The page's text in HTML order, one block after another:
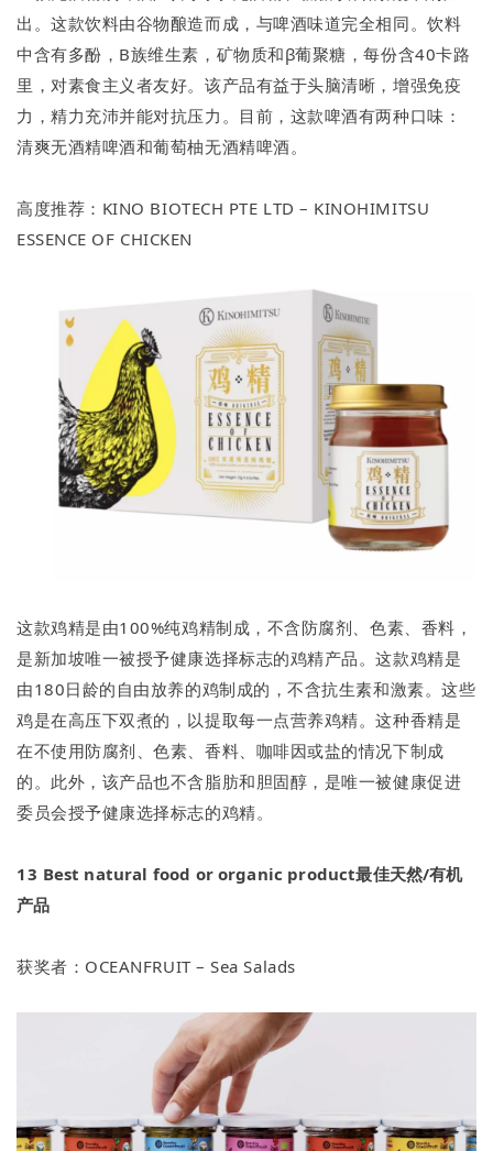
出。这款饮料由谷物酿造而成，与啤酒味道完全相同。饮料
中含有多酚，B族维生素，矿物质和β葡聚糖，每份含40卡路
里，对素食主义者友好。该产品有益于头脑清晰，增强免疫
力，精力充沛并能对抗压力。目前，这款啤酒有两种口味：
清爽无酒精啤酒和葡萄柚无酒精啤酒。
高度推荐：KINO BIOTECH PTE LTD – KINOHIMITSU
ESSENCE OF CHICKEN
这款鸡精是由100%纯鸡精制成，不含防腐剂、色素、香料，
是新加坡唯一被授予健康选择标志的鸡精产品。这款鸡精是
由180日龄的自由放养的鸡制成的，不含抗生素和激素。这些
鸡是在高压下双煮的，以提取每一点营养鸡精。这种香精是
在不使用防腐剂、色素、香料、咖啡因或盐的情况下制成
的。此外，该产品也不含脂肪和胆固醇，是唯一被健康促进
委员会授予健康选择标志的鸡精。
13 Best natural food or organic product最佳天然/有机
产品
获奖者：OCEANFRUIT – Sea Salads